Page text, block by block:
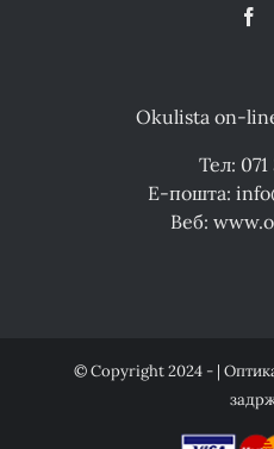
Okulista on-
Тел: 071
Е-пошта:
Веб:
© Copyright 2024 - |